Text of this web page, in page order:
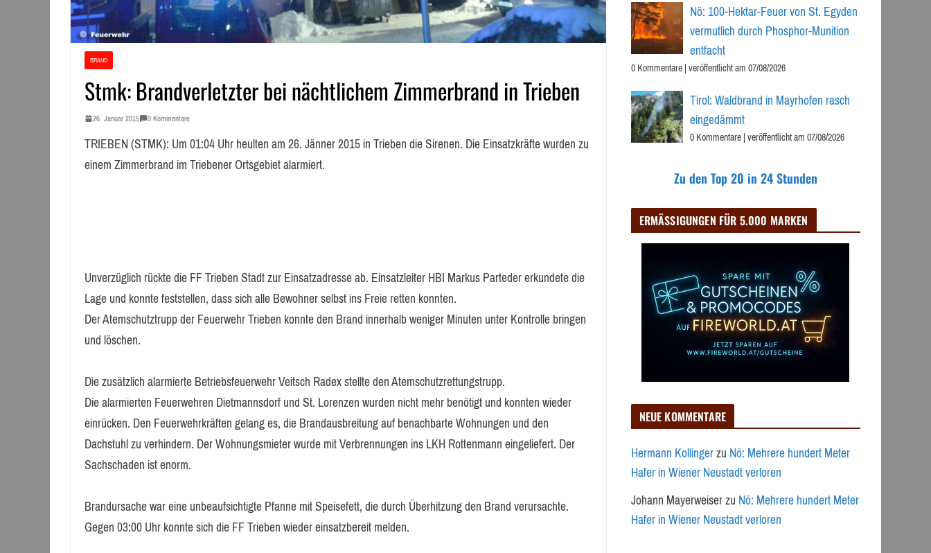
BRAND
Stmk: Brandverletzter bei nächtlichem Zimmerbrand in Trieben
26. Januar 2015 0 Kommentare
TRIEBEN (STMK): Um 01:04 Uhr heulten am 26. Jänner 2015 in Trieben die Sirenen. Die Einsatzkräfte wurden zu
einem Zimmerbrand im Triebener Ortsgebiet alarmiert.
Unverzüglich rückte die FF Trieben Stadt zur Einsatzadresse ab. Einsatzleiter HBI Markus Parteder erkundete die
Lage und konnte feststellen, dass sich alle Bewohner selbst ins Freie retten konnten.
Der Atemschutztrupp der Feuerwehr Trieben konnte den Brand innerhalb weniger Minuten unter Kontrolle bringen
und löschen.
Die zusätzlich alarmierte Betriebsfeuerwehr Veitsch Radex stellte den Atemschutzrettungstrupp.
Die alarmierten Feuerwehren Dietmannsdorf und St. Lorenzen wurden nicht mehr benötigt und konnten wieder
einrücken. Den Feuerwehrkräften gelang es, die Brandausbreitung auf benachbarte Wohnungen und den
Dachstuhl zu verhindern. Der Wohnungsmieter wurde mit Verbrennungen ins LKH Rottenmann eingeliefert. Der
Sachschaden ist enorm.
Brandursache war eine unbeaufsichtigte Pfanne mit Speisefett, die durch Überhitzung den Brand verursachte.
Gegen 03:00 Uhr konnte sich die FF Trieben wieder einsatzbereit melden.
Nö: 100-Hektar-Feuer von St. Egyden
vermutlich durch Phosphor-Munition
entfacht
0 Kommentare|veröffentlicht am 07/08/2026
Tirol: Waldbrand in Mayrhofen rasch
eingedämmt
0 Kommentare|veröffentlicht am 07/08/2026
Zu den Top 20 in 24 Stunden
ERMÄSSIGUNGEN FÜR 5.000 MARKEN
NEUE KOMMENTARE
Hermann KollingerzuNö: Mehrere hundert Meter
Hafer in Wiener Neustadt verloren
Johann MayerweiserzuNö: Mehrere hundert Meter
Hafer in Wiener Neustadt verloren